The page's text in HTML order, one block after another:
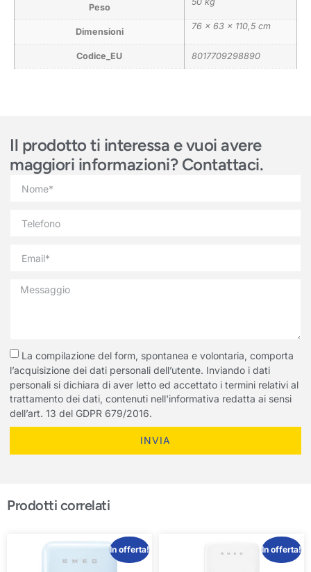
Peso
Dimensioni
76 × 63 × 110,5 cm
Codice_EU 8017709298890
Il prodotto ti interessa e vuoi avere
maggiori informazioni? Contattaci.
La compilazione del form, spontanea e volontaria, comporta
l’acquisizione dei dati personali dell’utente. Inviando i dati
personali si dichiara di aver letto ed accettato i termini relativi al
trattamento dei dati, contenuti nell'informativa redatta ai sensi
dell’art. 13 del GDPR 679/2016.
INVIA
Prodotti correlati
In offerta! In offerta!